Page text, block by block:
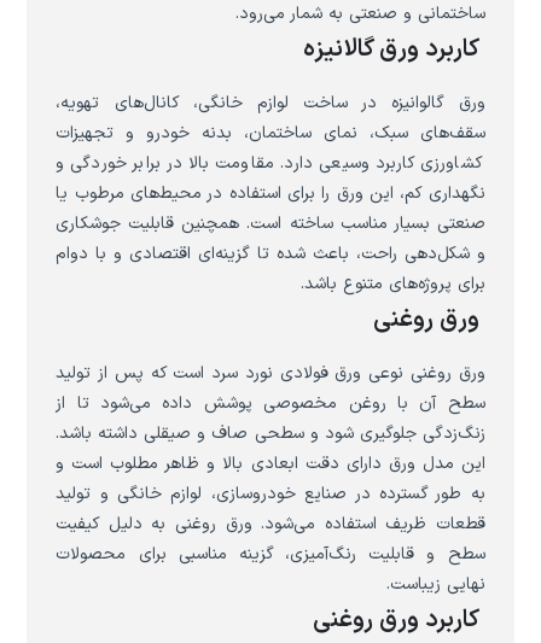
ساختمانی و صنعتی به شمار می‌رود.
کاربرد ورق گالانیزه
ورق گالوانیزه در ساخت لوازم خانگی، کانال‌های تهویه،
سقف‌های سبک، نمای ساختمان، بدنه خودرو و تجهیزات
کشاورزی کاربرد وسیعی دارد. مقاومت بالا در برابر خوردگی و
نگهداری کم، این ورق را برای استفاده در محیط‌های مرطوب یا
صنعتی بسیار مناسب ساخته است. همچنین قابلیت جوشکاری
و شکل‌دهی راحت، باعث شده تا گزینه‌ای اقتصادی و با دوام
برای پروژه‌های متنوع باشد.
ورق روغنی
ورق روغنی نوعی ورق فولادی نورد سرد است که پس از تولید
سطح آن با روغن مخصوصی پوشش داده می‌شود تا از
زنگ‌زدگی جلوگیری شود و سطحی صاف و صیقلی داشته باشد.
این مدل ورق دارای دقت ابعادی بالا و ظاهر مطلوب است و
به طور گسترده در صنایع خودروسازی، لوازم خانگی و تولید
قطعات ظریف استفاده می‌شود. ورق روغنی به دلیل کیفیت
سطح و قابلیت رنگ‌آمیزی، گزینه مناسبی برای محصولات
نهایی زیباست.
کاربرد ورق روغنی